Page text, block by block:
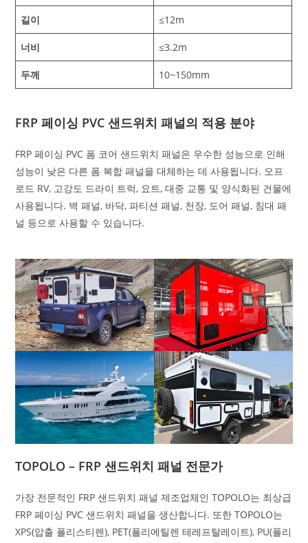
길이 ≤12m
너비 ≤3.2m
두께 10~150mm
FRP 페이싱 PVC 샌드위치 패널의 적용 분야
FRP 페이싱 PVC 폼 코어 샌드위치 패널은 우수한 성능으로 인해
성능이 낮은 다른 폼 복합 패널을 대체하는 데 사용됩니다. 오프
로드 RV, 고강도 드라이 트럭, 요트, 대중 교통 및 양식화된 건물에
사용됩니다. 벽 패널, 바닥, 파티션 패널, 천장, 도어 패널, 침대 패
널 등으로 사용할 수 있습니다.
TOPOLO – FRP 샌드위치 패널 전문가
가장 전문적인 FRP 샌드위치 패널 제조업체인 TOPOLO는 최상급
FRP 페이싱 PVC 샌드위치 패널을 생산합니다. 또한 TOPOLO는
XPS(압출 폴리스티렌), PET(폴리에틸렌 테레프탈레이트), PU(폴리